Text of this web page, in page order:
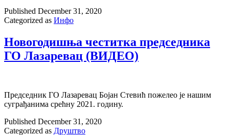
Published December 31, 2020
Categorized as Инфо
Новогодишња честитка председника
ГО Лазаревац (ВИДЕО)
Председник ГО Лазаревац Бојан Стевић пожелео је нашим
суграђанима срећну 2021. годину.
Published December 31, 2020
Categorized as Друштво